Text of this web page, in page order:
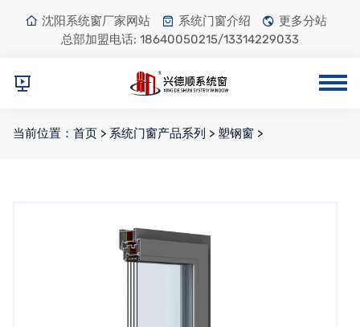
沈阳系统窗厂家网站 系统门窗介绍
更多分站
总部加盟电话: 18640050215/13314229033
当前位置： 首页 > 系统门窗产品系列 > 塑钢窗 >